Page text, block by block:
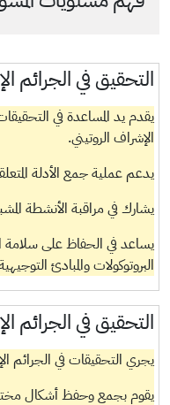
التحقيق في الجرائم
يقدم يد المساعدة في
الإشراف الروتيني.
يدعم عملية جمع الأدلة
يشارك في مراقبة الأنشطة
يساعد في الحفاظ على سلامة
البروتوكولات والمبادئ
التحقيق في الجرائم
يجري التحقيقات في الجرائم
يقوم بجمع وحفظ أشكال